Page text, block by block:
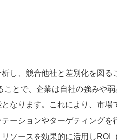
し、競合他社と差別化を図る
とで、企業は自社の強みや
なります。これにより、市場
ーションやターゲティングを
ソースを効果的に活用しROI